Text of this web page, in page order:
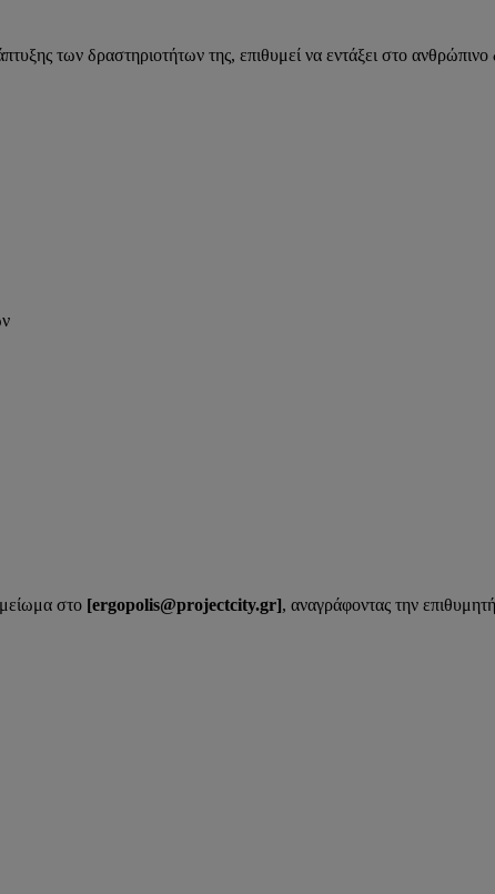
των δραστηριοτήτων της, επιθυμεί να εντάξει στο ανθρώπινο
στο [ergopolis@projectcity.gr], αναγράφοντας την